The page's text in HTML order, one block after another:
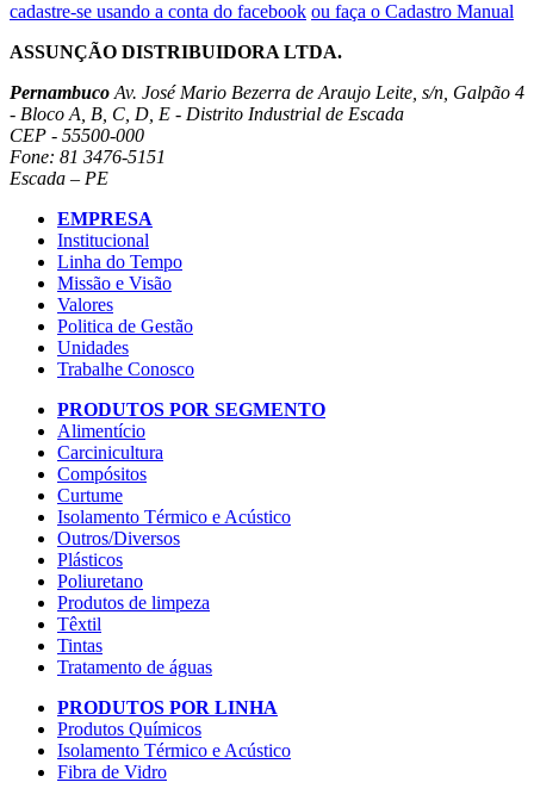
cadastre-se usando a conta do facebook ou faça o Cadastro Manual
ASSUNÇÃO DISTRIBUIDORA LTDA.
Pernambuco Av. José Mario Bezerra de Araujo Leite, s/n, Galpão 4
- Bloco A, B, C, D, E - Distrito Industrial de Escada
CEP - 55500-000
Fone: 81 3476-5151
Escada – PE
EMPRESA
Institucional
Linha do Tempo
Missão e Visão
Valores
Politica de Gestão
Unidades
Trabalhe Conosco
PRODUTOS POR SEGMENTO
Alimentício
Carcinicultura
Compósitos
Curtume
Isolamento Térmico e Acústico
Outros/Diversos
Plásticos
Poliuretano
Produtos de limpeza
Têxtil
Tintas
Tratamento de águas
PRODUTOS POR LINHA
Produtos Químicos
Isolamento Térmico e Acústico
Fibra de Vidro